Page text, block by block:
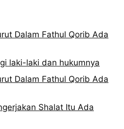
Dalam Fathul Qorib Ada
laki-laki dan hukumnya
Dalam Fathul Qorib Ada
Shalat Itu Ada